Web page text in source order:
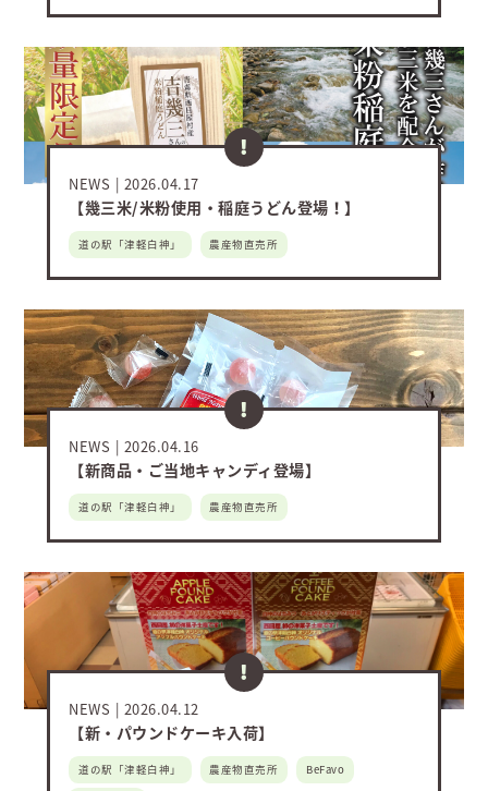
NEWS 2026.04.17
【幾三米/米粉使用・稲庭うどん登場！】
道の駅「津軽白神」 農産物直売所
NEWS 2026.04.16
【新商品・ご当地キャンディ登場】
道の駅「津軽白神」 農産物直売所
NEWS 2026.04.12
【新・パウンドケーキ入荷】
道の駅「津軽白神」 農産物直売所 BeFavo